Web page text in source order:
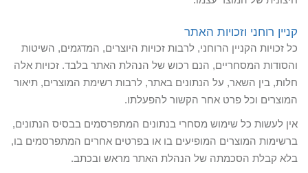
קניין רוחני וזכויות האתר
כל זכויות הקניין הרוחני, לרבות זכויות היוצרים, המדגמים, השיטות
והסודות המסחריים, הנם רכוש של הנהלת האתר בלבד. זכויות אלה
חלות, בין השאר, על הנתונים באתר, לרבות רשימת המוצרים, תיאור
המוצרים וכל פרט אחר הקשור להפעלתו.
אין לעשות כל שימוש מסחרי בנתונים המתפרסמים בבסיס הנתונים,
ברשימות המוצרים המופיעים בו או בפרטים אחרים המתפרסמים בו,
בלא קבלת הסכמתה של הנהלת האתר מראש ובכתב.